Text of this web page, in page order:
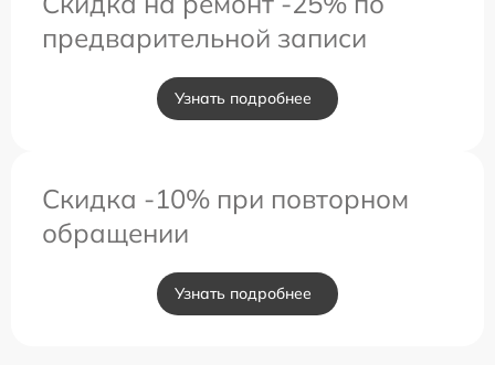
предварительной записи
Узнать подробнее
Скидка -10% при повторном
обращении
Узнать подробнее